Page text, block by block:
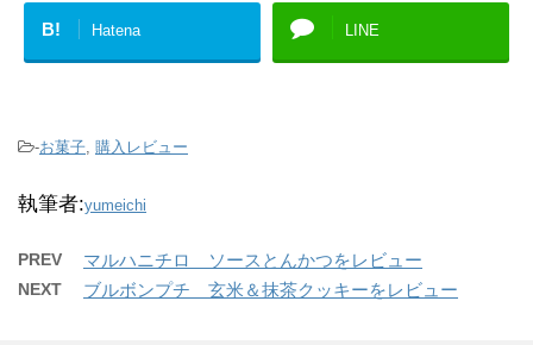
B! Hatena LINE
-お菓子 購入レビュー
執筆者:yumeichi
PREV マルハニチロ ソースとんかつをレビュー
NEXT ブルボンプチ 玄米＆抹茶クッキーをレビュー